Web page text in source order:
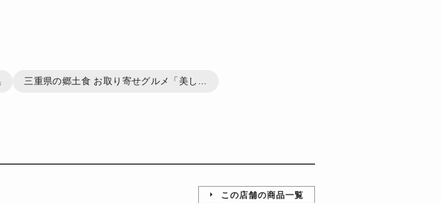
三重県の郷土食 お取り寄せグルメ「美し...
この店舗の商品一覧